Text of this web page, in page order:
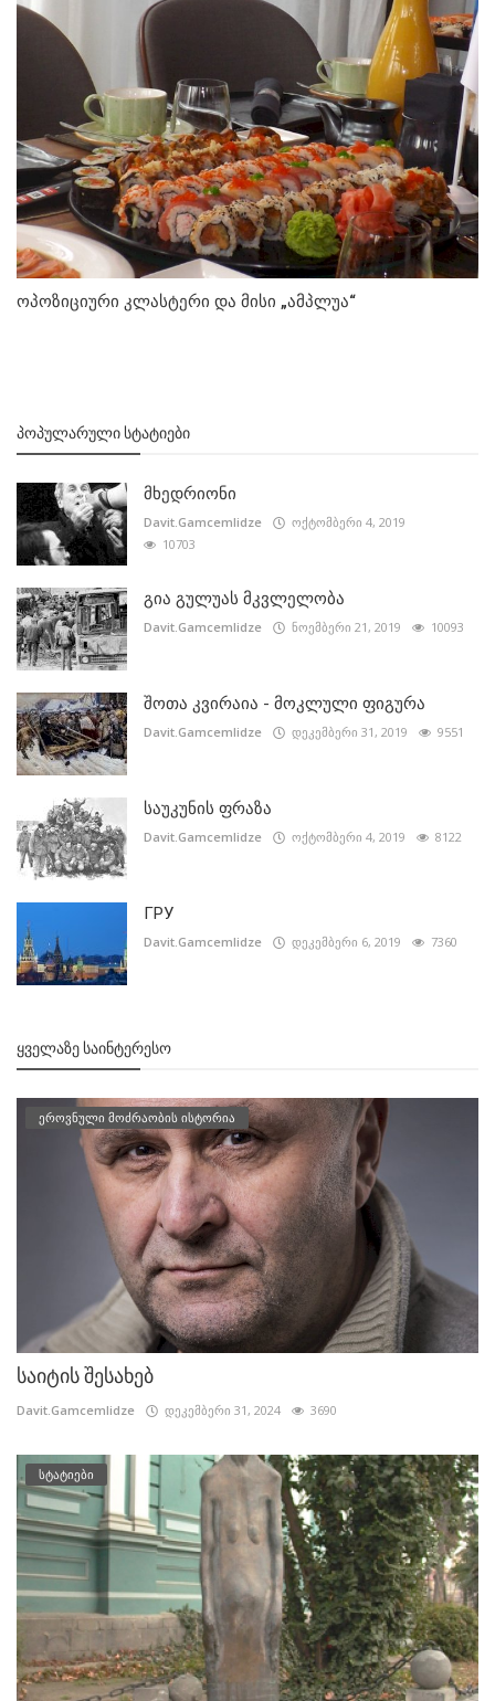
ოპოზიციური კლასტერი და მისი „ამპლუა“
ᲞᲝᲞᲣᲚᲐᲠᲣᲚᲘ ᲡᲢᲐᲢᲘᲔᲑᲘ
მხედრიონი
Davit.Gamcemlidze
ოქტომბერი 4, 2019
10703
გია გულუას მკვლელობა
Davit.Gamcemlidze ნოემბერი 21, 2019 10093
შოთა კვირაია - მოკლული ფიგურა
Davit.Gamcemlidze დეკემბერი 31, 2019 9551
საუკუნის ფრაზა
Davit.Gamcemlidze ოქტომბერი 4, 2019 8122
ГРУ
Davit.Gamcemlidze დეკემბერი 6, 2019 7360
ᲧᲕᲔᲚᲐᲖᲔ ᲡᲐᲘᲜᲢᲔᲠᲔᲡᲝ
ეროვნული მოძრაობის ისტორია
საიტის შესახებ
Davit.Gamcemlidze დეკემბერი 31, 2024 3690
სტატიები